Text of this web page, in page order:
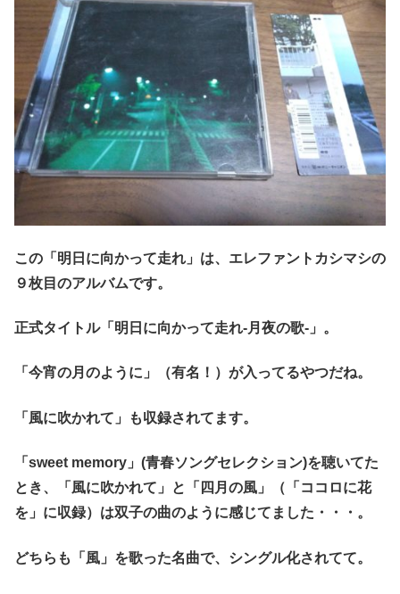
この「明日に向かって走れ」は、エレファントカシマシの
９枚目のアルバムです。
正式タイトル「明日に向かって走れ‐月夜の歌‐」。
「今宵の月のように」（有名！）が入ってるやつだね。
「風に吹かれて」も収録されてます。
「sweet memory」(青春ソングセレクション)を聴いてた
とき、「風に吹かれて」と「四月の風」（「ココロに花
を」に収録）は双子の曲のように感じてました・・・。
どちらも「風」を歌った名曲で、シングル化されてて。